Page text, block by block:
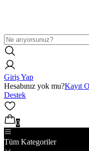
Giriş Yap
Hesabınız yok mu?Kayıt
Destek
0
Tüm Kategoriler